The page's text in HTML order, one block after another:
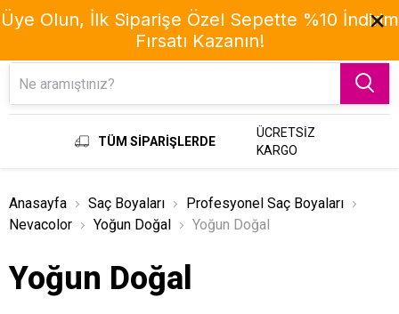
TÜM SİPARİŞLERDE
ÜCRETSİZ
KARGO
Anasayfa Saç Boyaları
Profesyonel Saç Boyaları
Nevacolor
Yoğun Doğal Yoğun Doğal
Yoğun Doğal
Üye Olun, İlk Siparişe Özel Sepette %10 İndirim
Fırsatı Kazanın!